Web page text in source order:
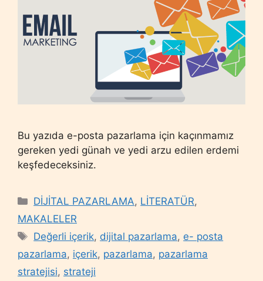
Bu yazıda e-posta pazarlama için kaçınmamız
gereken yedi günah ve yedi arzu edilen erdemi
keşfedeceksiniz.
Categories
DİJİTAL PAZARLAMA, LİTERATÜR,
MAKALELER
Tags
Değerli içerik, dijital pazarlama, e- posta
pazarlama, içerik, pazarlama, pazarlama
stratejisi, strateji